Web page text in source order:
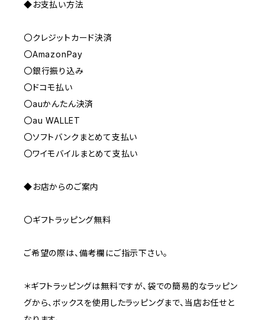
◆お支払い方法
〇クレジットカード決済
〇AmazonPay
〇銀行振り込み
〇ドコモ払い
〇auかんたん決済
〇au WALLET
〇ソフトバンクまとめて支払い
〇ワイモバイルまとめて支払い
◆お店からのご案内
〇ギフトラッピング無料
ご希望の際は、備考欄にご指示下さい。
＊ギフトラッピングは無料ですが、袋での簡易的なラッピン
グから、ボックスを使用したラッピングまで、当店お任せと